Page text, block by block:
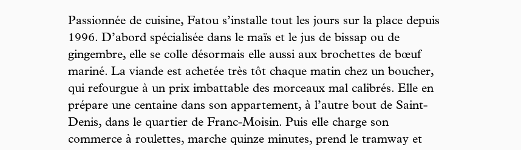
Passionnée de cuisine, Fatou s’installe tout les jours sur la place depuis
1996. D’abord spécialisée dans le maïs et le jus de bissap ou de
gingembre, elle se colle désormais elle aussi aux brochettes de bœuf
mariné. La viande est achetée très tôt chaque matin chez un boucher,
qui refourgue à un prix imbattable des morceaux mal calibrés. Elle en
prépare une centaine dans son appartement, à l’autre bout de Saint-
Denis, dans le quartier de Franc-Moisin. Puis elle charge son
commerce à roulettes, marche quinze minutes, prend le tramway et